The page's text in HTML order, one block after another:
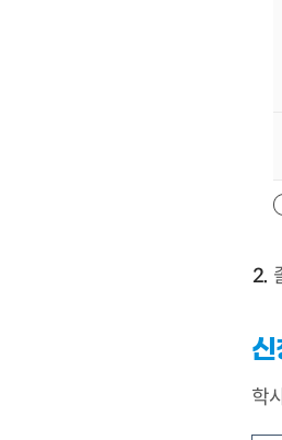
신
학